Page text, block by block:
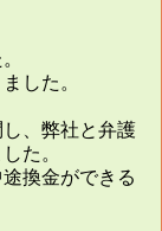
した。
、弊社と弁護
た。
換金ができる